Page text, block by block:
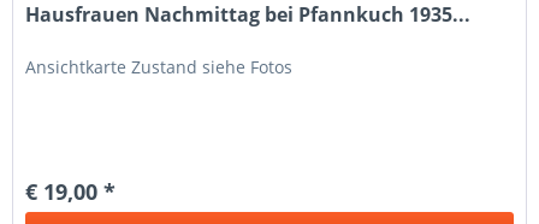
Hausfrauen Nachmittag bei Pfannkuch 1935...
Ansichtkarte Zustand siehe Fotos
€ 19,00 *